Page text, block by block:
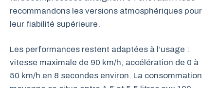
recommandons les versions atmosphériques pour
leur fiabilité supérieure.
Les performances restent adaptées à l’usage :
vitesse maximale de 90 km/h, accélération de 0 à
50 km/h en 8 secondes environ. La consommation